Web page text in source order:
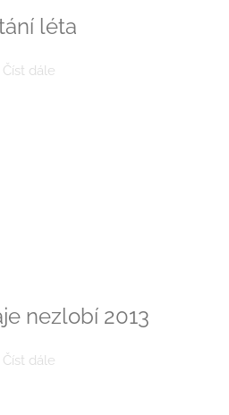
léta
Číst dále
nezlobí 2013
Číst dále